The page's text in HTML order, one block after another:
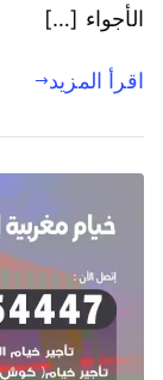
الأجواء […]
اقرأ المزيد